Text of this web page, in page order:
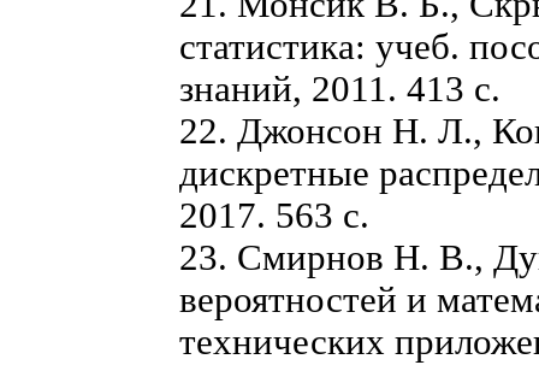
статистика: учеб.
знаний, 2011. 413 с.
22. Джонсон Н. Л.,
дискретные
2017. 563 с.
23. Смирнов Н. В.,
вероятностей и
технических